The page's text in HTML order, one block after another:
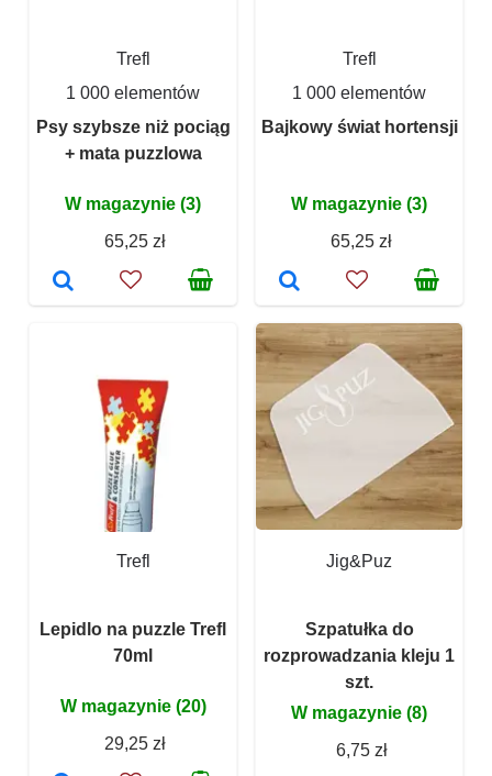
Trefl
1 000 elementów
Psy szybsze niż pociąg
+ mata puzzlowa
W magazynie (3)
65,25 zł
Trefl
1 000 elementów
Bajkowy świat hortensji
W magazynie (3)
65,25 zł
Trefl
Lepidlo na puzzle Trefl
70ml
W magazynie (20)
29,25 zł
Jig&Puz
Szpatułka do
rozprowadzania kleju 1
szt.
W magazynie (8)
6,75 zł